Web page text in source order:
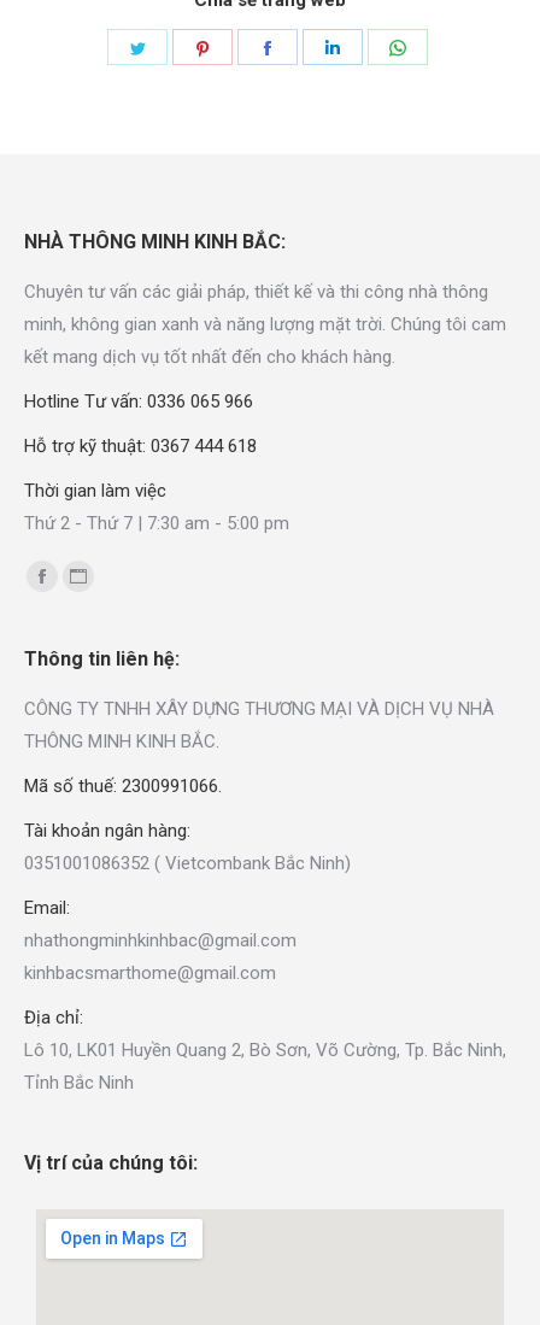
NHÀ THÔNG MINH KINH BẮC:
Chuyên tư vấn các giải pháp, thiết kế và thi công nhà thông
minh, không gian xanh và năng lượng mặt trời. Chúng tôi cam
kết mang dịch vụ tốt nhất đến cho khách hàng.
Hotline Tư vấn: 0336 065 966
Hỗ trợ kỹ thuật: 0367 444 618
Thời gian làm việc
Thứ 2 - Thứ 7 | 7:30 am - 5:00 pm
Find us on:
Thông tin liên hệ:
CÔNG TY TNHH XÂY DỰNG THƯƠNG MẠI VÀ DỊCH VỤ NHÀ
THÔNG MINH KINH BẮC.
Mã số thuế: 2300991066.
Tài khoản ngân hàng:
0351001086352 ( Vietcombank Bắc Ninh)
Email:
nhathongminhkinhbac@gmail.com
kinhbacsmarthome@gmail.com
Địa chỉ:
Lô 10, LK01 Huyền Quang 2, Bò Sơn, Võ Cường, Tp. Bắc Ninh,
Tỉnh Bắc Ninh
Vị trí của chúng tôi: